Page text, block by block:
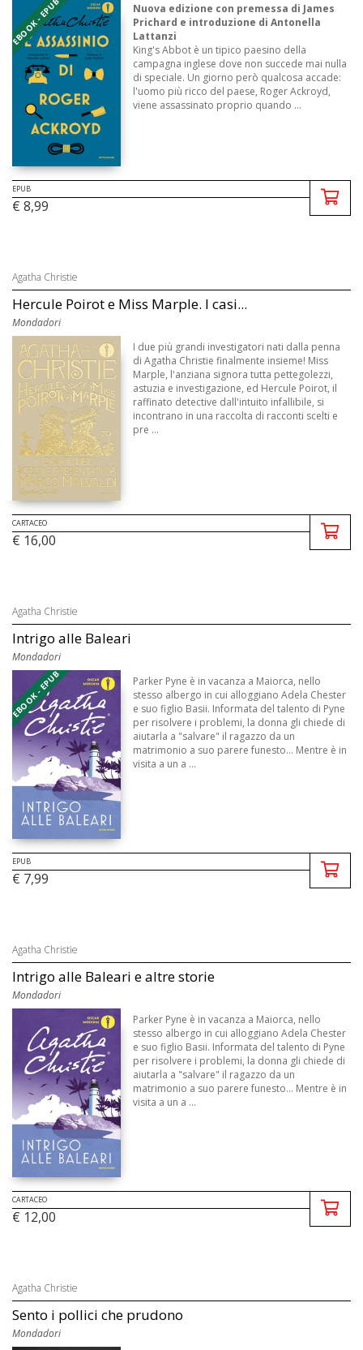
EBOOK - EPUB
Nuova edizione con premessa di James
Prichard e introduzione di Antonella
Lattanzi
King's Abbot è un tipico paesino della
campagna inglese dove non succede mai nulla
di speciale. Un giorno però qualcosa accade:
l'uomo più ricco del paese, Roger Ackroyd,
viene assassinato proprio quando ...
EPUB
€ 8,99
Agatha Christie
Hercule Poirot e Miss Marple. I casi...
Mondadori
I due più grandi investigatori nati dalla penna
di Agatha Christie finalmente insieme! Miss
Marple, l'anziana signora tutta pettegolezzi,
astuzia e investigazione, ed Hercule Poirot, il
raffinato detective dall'intuito infallibile, si
incontrano in una raccolta di racconti scelti e
pre ...
CARTACEO
€ 16,00
Agatha Christie
Intrigo alle Baleari
Mondadori
EBOOK - EPUB
Parker Pyne è in vacanza a Maiorca, nello
stesso albergo in cui alloggiano Adela Chester
e suo figlio Basii. Informata del talento di Pyne
per risolvere i problemi, la donna gli chiede di
aiutarla a "salvare" il ragazzo da un
matrimonio a suo parere funesto... Mentre è in
visita a un a ...
EPUB
€ 7,99
Agatha Christie
Intrigo alle Baleari e altre storie
Mondadori
Parker Pyne è in vacanza a Maiorca, nello
stesso albergo in cui alloggiano Adela Chester
e suo figlio Basii. Informata del talento di Pyne
per risolvere i problemi, la donna gli chiede di
aiutarla a "salvare" il ragazzo da un
matrimonio a suo parere funesto... Mentre è in
visita a un a ...
CARTACEO
€ 12,00
Agatha Christie
Sento i pollici che prudono
Mondadori